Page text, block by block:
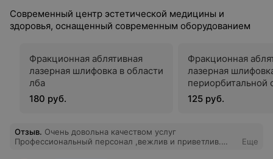
Современный центр эстетической медицины и
здоровья, оснащенный современным оборудованием
Фракционная аблятивная
лазерная шлифовка в области
лба
180 руб.
Фракционная
лазерная
периорбитальной
(глаза)
125 руб.
Отзыв. Очень довольна качеством услуг
Профессиональный персонал ,вежлив и приветлив.
Еще